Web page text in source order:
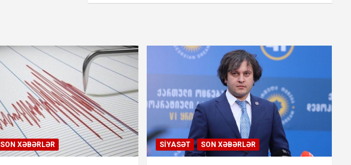
SON XƏBƏRLƏR SIYASƏT SON XƏBƏRLƏR